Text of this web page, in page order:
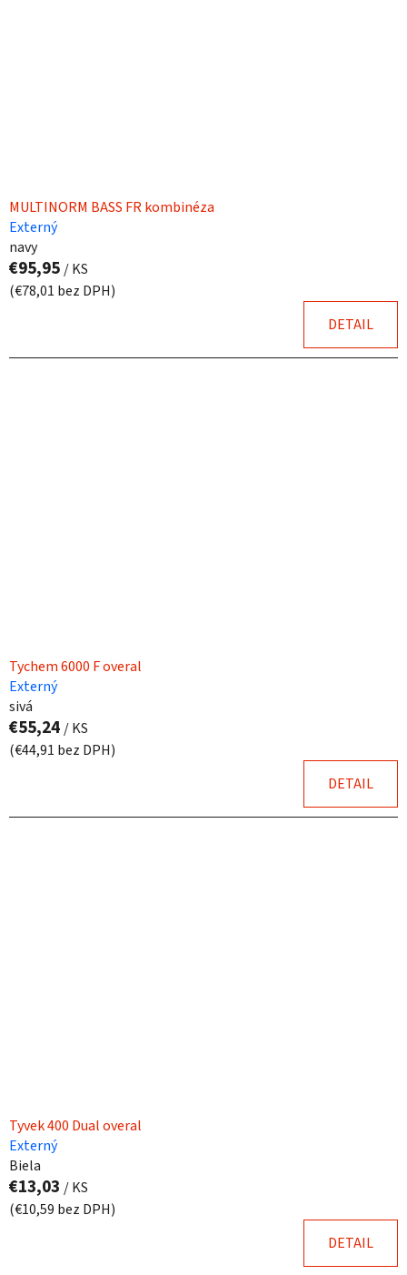
MULTINORM BASS FR kombinéza
Externý
navy
€95,95 / KS
(€78,01 bez DPH)
DETAIL
Tychem 6000 F overal
Externý
sivá
€55,24 / KS
(€44,91 bez DPH)
DETAIL
Tyvek 400 Dual overal
Externý
Biela
€13,03 / KS
(€10,59 bez DPH)
DETAIL